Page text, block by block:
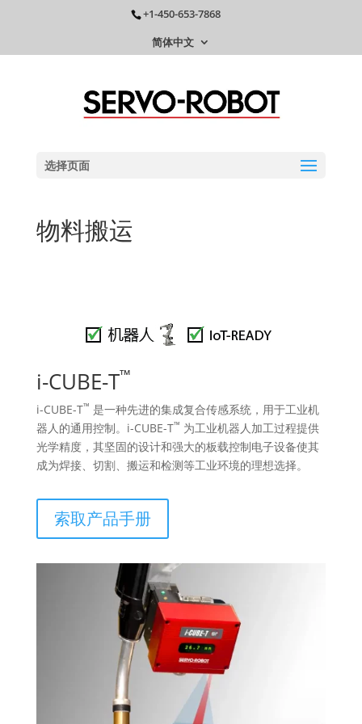
+1-450-653-7868
简体中文
选择页面
物料搬运
i-CUBE-T™
i-CUBE-T™ 是一种先进的集成复合传感系统，用于工业机
器人的通用控制。i-CUBE-T™ 为工业机器人加工过程提供
光学精度，其坚固的设计和强大的板载控制电子设备使其
成为焊接、切割、搬运和检测等工业环境的理想选择。
索取产品手册